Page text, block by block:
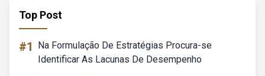
Top Post
#1
Na Formulação De Estratégias Procura-se
Identificar As Lacunas De Desempenho